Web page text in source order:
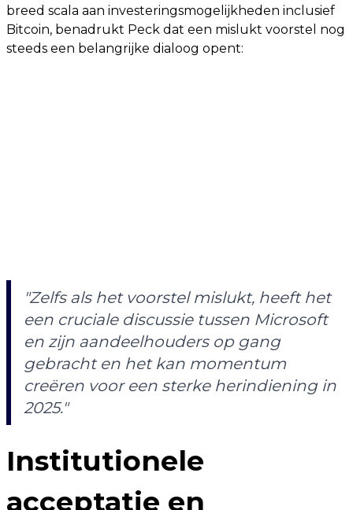
breed scala aan investeringsmogelijkheden inclusief
Bitcoin, benadrukt Peck dat een mislukt voorstel nog
steeds een belangrijke dialoog opent:
"Zelfs als het voorstel mislukt, heeft het
een cruciale discussie tussen Microsoft
en zijn aandeelhouders op gang
gebracht en het kan momentum
creëren voor een sterke herindiening in
2025."
Institutionele
acceptatie en